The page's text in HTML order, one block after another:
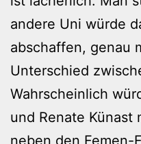
andere Uni würde
abschaffen, genau
Unterschied
Wahrscheinlich
und Renate Künast
neben den Femen-